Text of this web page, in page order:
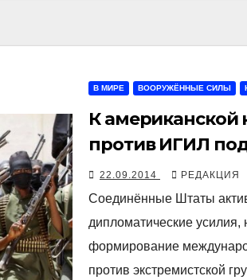
В МИРЕ ВООРУЖЁННЫЕ СИЛЫ
К американской
против ИГИЛ
даже Иран
22.09.2014 РЕДАКЦИЯ
Соединённые Штаты
дипломатические
формирование
против экстремистской